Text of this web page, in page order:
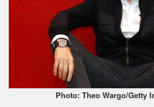
Photo: Theo Wargo/Getty